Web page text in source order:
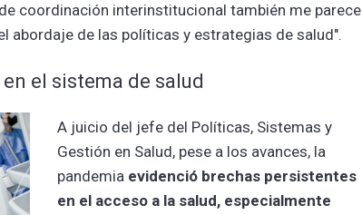
coordinación interinstitucional también me parece
abordaje de las políticas y estrategias de salud".
el sistema de salud
A juicio del jefe del Políticas, Sistemas y
Gestión en Salud, pese a los avances, la
pandemia evidenció brechas persistentes
en el acceso a la salud, especialmente